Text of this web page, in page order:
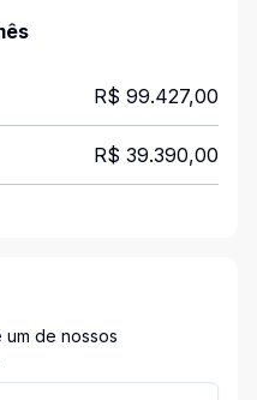
R$ 99.427,00
R$ 39.390,00
de nossos